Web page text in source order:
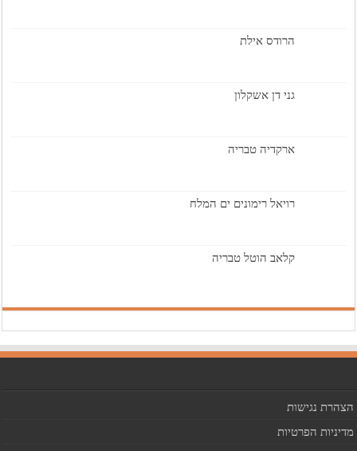
הרודס אילת
גני דן אשקלון
ארקדיה טבריה
רויאל רימונים ים המלח
קלאב הוטל טבריה
הצהרת נגישות
מדיניות הפרטיות